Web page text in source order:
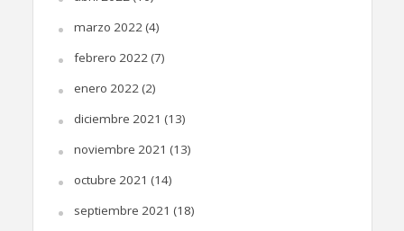
marzo 2022(4)
febrero 2022(7)
enero 2022(2)
diciembre 2021 (13)
noviembre 2021 (13)
octubre 2021 (14)
septiembre 2021 (18)